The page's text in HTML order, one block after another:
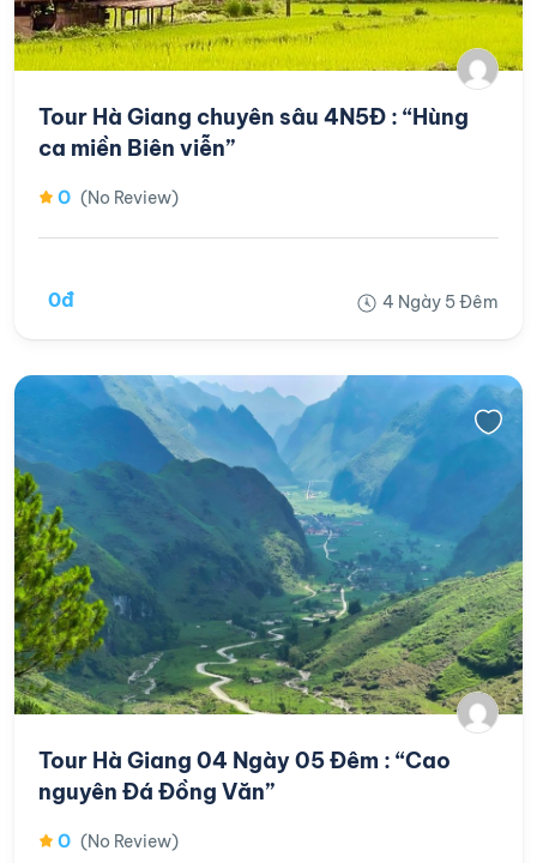
Tour Hà Giang chuyên sâu 4N5Đ : “Hùng
ca miền Biên viễn”
0 (No Review)
0đ 4 Ngày 5 Đêm
Tour Hà Giang 04 Ngày 05 Đêm : “Cao
nguyên Đá Đồng Văn”
0 (No Review)